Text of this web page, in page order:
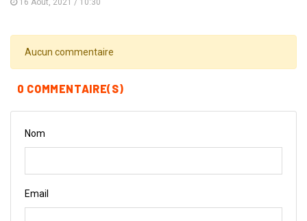
16 Août, 2021 / 10:30
Aucun commentaire
0 COMMENTAIRE(S)
Nom
Email